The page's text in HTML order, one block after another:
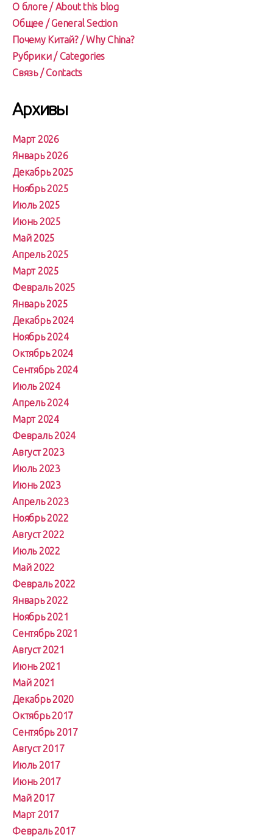
О блоге / About this blog
Общее / General Section
Почему Китай? / Why China?
Рубрики / Categories
Связь / Contacts
Архивы
Март 2026
Январь 2026
Декабрь 2025
Ноябрь 2025
Июль 2025
Июнь 2025
Май 2025
Апрель 2025
Март 2025
Февраль 2025
Январь 2025
Декабрь 2024
Ноябрь 2024
Октябрь 2024
Сентябрь 2024
Июль 2024
Апрель 2024
Март 2024
Февраль 2024
Август 2023
Июль 2023
Июнь 2023
Апрель 2023
Ноябрь 2022
Август 2022
Июль 2022
Май 2022
Февраль 2022
Январь 2022
Ноябрь 2021
Сентябрь 2021
Август 2021
Июнь 2021
Май 2021
Декабрь 2020
Октябрь 2017
Сентябрь 2017
Август 2017
Июль 2017
Июнь 2017
Май 2017
Март 2017
Февраль 2017